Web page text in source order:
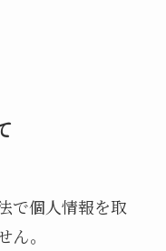
で個人情報を取
。